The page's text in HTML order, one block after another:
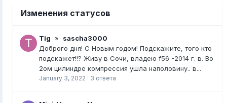
Изменения статусов
Tig » sascha3000
Доброго дня! С Новым годом! Подскажите, того кто
подскажет!!? Живу в Сочи, владею f56 -2014 г. в. Во
2ом цилиндре компрессия ушла наполовину.. в...
January 3, 2022 · 3 ответа